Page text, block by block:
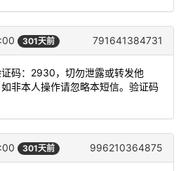
301天前 791641384731
证码：2930，切勿泄露或转发他
非本人操作请忽略本短信。验证码
301天前 996210364875